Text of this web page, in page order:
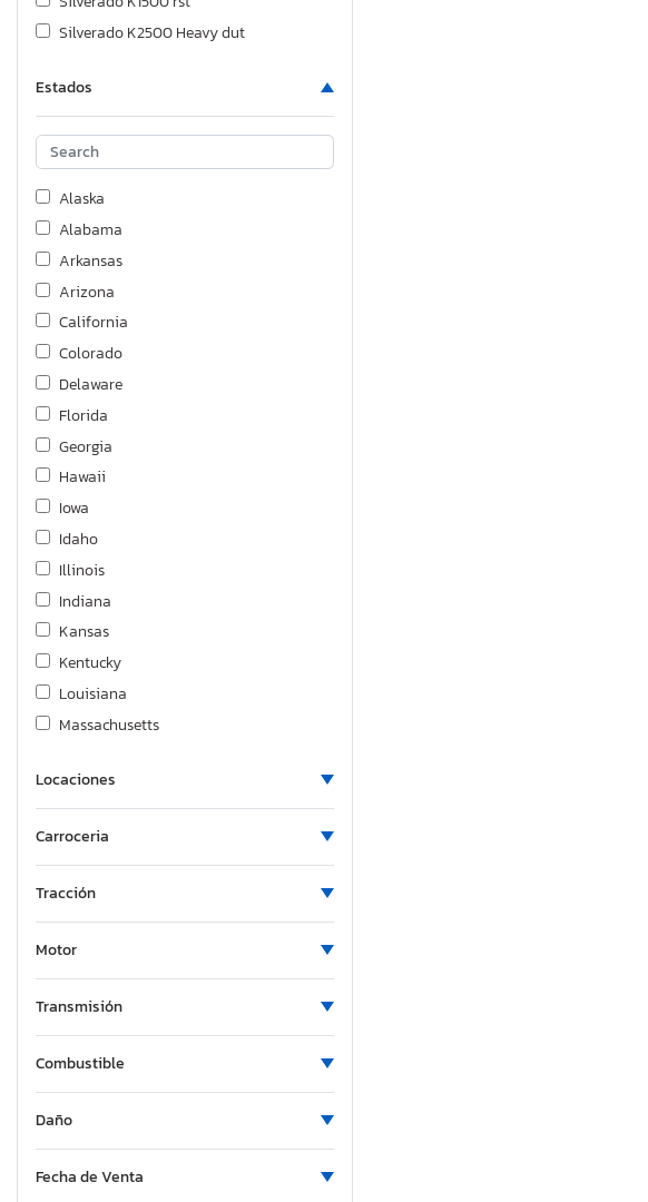
Silverado K2500 Heavy dut
Silverado K3500 High Coun
Sonic
Subrban
Suburban
Trailblzr
Traverse
Trax
Estados
Alaska
Alabama
Arkansas
Arizona
California
Colorado
Delaware
Florida
Georgia
Hawaii
Iowa
Idaho
Illinois
Indiana
Kansas
Kentucky
Louisiana
Massachusetts
Maine
Minnesota
Montana
North Dakota
Nebraska
New Hampshire
New Jersey
New Mexico
Nova Scotia
Nevada
Locaciones
Carroceria
Tracción
Motor
Transmisión
Combustible
Daño
Fecha de Venta